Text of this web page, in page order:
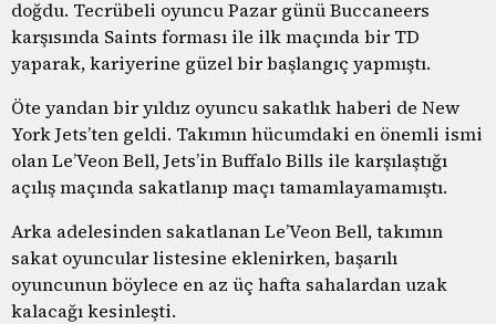
doğdu. Tecrübeli oyuncu Pazar günü Buccaneers
karşısında Saints forması ile ilk maçında bir TD
yaparak, kariyerine güzel bir başlangıç yapmıştı.
Öte yandan bir yıldız oyuncu sakatlık haberi de New
York Jets’ten geldi. Takımın hücumdaki en önemli ismi
olan Le’Veon Bell, Jets’in Buffalo Bills ile karşılaştığı
açılış maçında sakatlanıp maçı tamamlayamamıştı.
Arka adelesinden sakatlanan Le’Veon Bell, takımın
sakat oyuncular listesine eklenirken, başarılı
oyuncunun böylece en az üç hafta sahalardan uzak
kalacağı kesinleşti.